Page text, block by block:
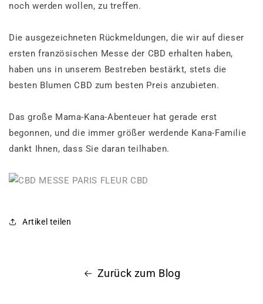
noch werden wollen, zu treffen.
Die ausgezeichneten Rückmeldungen, die wir auf dieser
ersten französischen Messe der CBD erhalten haben,
haben uns in unserem Bestreben bestärkt, stets die
besten Blumen CBD zum besten Preis anzubieten.
Das große Mama-Kana-Abenteuer hat gerade erst
begonnen, und die immer größer werdende Kana-Familie
dankt Ihnen, dass Sie daran teilhaben.
Artikel teilen
Zurück zum Blog